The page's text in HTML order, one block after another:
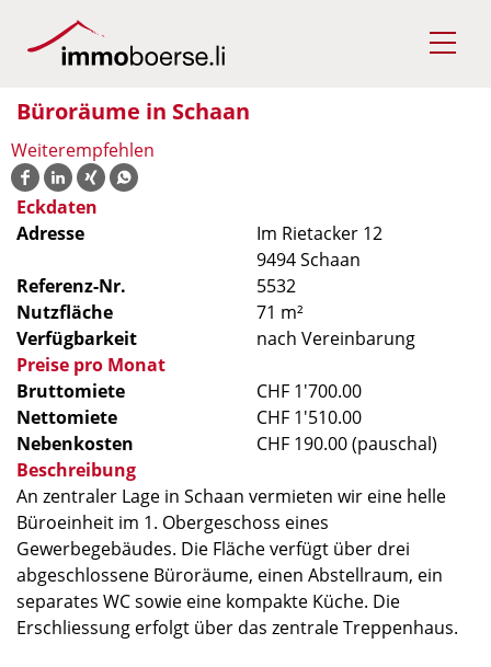
Büroräume in Schaan
Weiterempfehlen
Eckdaten
Adresse
Im Rietacker 12
9494 Schaan
Referenz-Nr.
5532
Nutzfläche
71 m²
Verfügbarkeit
nach Vereinbarung
Preise pro Monat
Bruttomiete
CHF 1'700.00
Nettomiete
CHF 1'510.00
Nebenkosten
CHF 190.00 (pauschal)
Beschreibung
An zentraler Lage in Schaan vermieten wir eine helle
Büroeinheit im 1. Obergeschoss eines
Gewerbegebäudes. Die Fläche verfügt über drei
abgeschlossene Büroräume, einen Abstellraum, ein
separates WC sowie eine kompakte Küche. Die
Erschliessung erfolgt über das zentrale Treppenhaus.